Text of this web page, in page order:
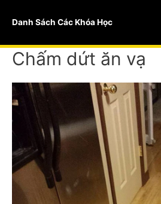
Danh Sách Các Khóa Học
Chấm dứt ăn vạ